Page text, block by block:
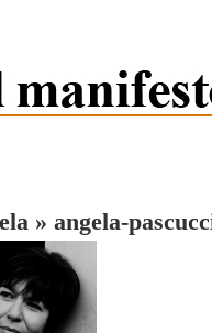
» angela-